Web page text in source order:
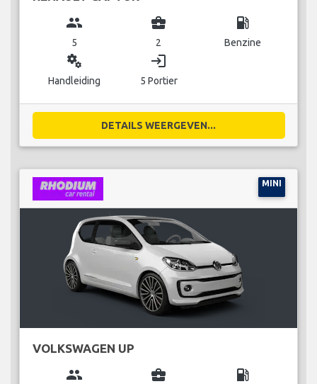
group
5
business_center
2
local_gas_station
Benzine
miscellaneous_services
Handleiding
login
5 Portier
DETAILS WEERGEVEN...
MINI
VOLKSWAGEN UP
group business_center local_gas_station